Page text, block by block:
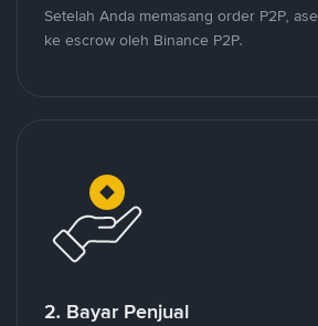
Setelah Anda memasang order P2P,
ke escrow oleh Binance P2P.
2. Bayar Penjual